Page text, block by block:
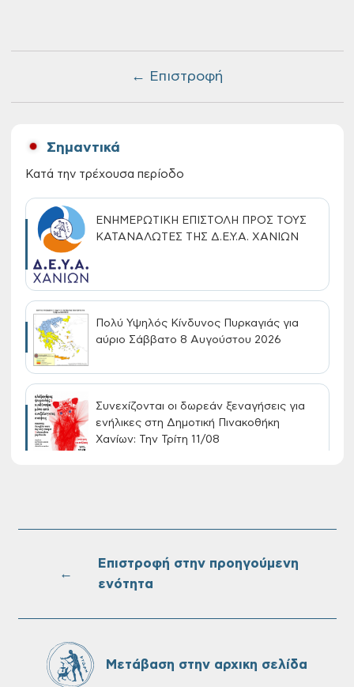
← Επιστροφή
Σημαντικά
Κατά την τρέχουσα περίοδο
ΕΝΗΜΕΡΩΤΙΚΗ ΕΠΙΣΤΟΛΗ ΠΡΟΣ ΤΟΥΣ
ΚΑΤΑΝΑΛΩΤΕΣ ΤΗΣ Δ.Ε.Υ.Α. ΧΑΝΙΩΝ
Πολύ Υψηλός Κίνδυνος Πυρκαγιάς για
αύριο Σάββατο 8 Αυγούστου 2026
Συνεχίζονται οι δωρεάν ξεναγήσεις για
ενήλικες στη Δημοτική Πινακοθήκη
Χανίων: Την Τρίτη 11/08
Τακτική συνεδρίαση Δημοτικής Επιτροπής
←
Επιστροφή στην προηγούμενη
ενότητα
Μετάβαση στην αρχικη σελίδα